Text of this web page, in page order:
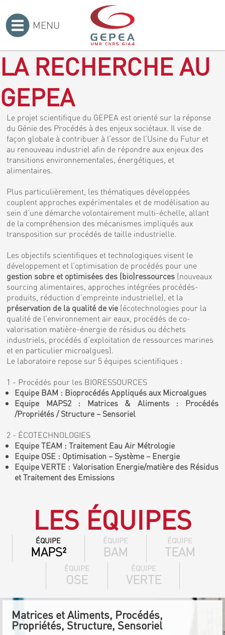
MENU
LA RECHERCHE AU
GEPEA
Le projet scientifique du GEPEA est orienté sur la réponse
du Génie des Procédés à des enjeux sociétaux. Il vise de
façon globale à contribuer à l’essor de l’Usine du Futur et
au renouveau industriel afin de répondre aux enjeux des
transitions environnementales, énergétiques, et
alimentaires.
Plus particulièrement, les thématiques développées
couplent approches expérimentales et de modélisation au
sein d’une démarche volontairement multi-échelle, allant
de la compréhension des mécanismes impliqués aux
transposition sur procédés de taille industrielle.
Les objectifs scientifiques et technologiques visent le
développement et l’optimisation de procédés pour une
gestion sobre et optimisées des (bio)ressources (nouveaux
sourcing alimentaires, approches intégrées procédés-
produits, réduction d’empreinte industrielle), et la
préservation de la qualité de vie (écotechnologies pour la
qualité de l’environnement air eaux, procédés de co-
valorisation matière-énergie de résidus ou déchets
industriels, procédés d’exploitation de ressources marines
et en particulier microalgues).
Le laboratoire repose sur 5 équipes scientifiques :
1 - Procédés pour les BIORESSOURCES
Equipe BAM : Bioprocédés Appliqués aux Microalgues
Equipe MAPS2 : Matrices & Aliments : Procédés
/Propriétés / Structure – Sensoriel
2 - ÉCOTECHNOLOGIES
Equipe TEAM : Traitement Eau Air Métrologie
Equipe OSE : Optimisation – Système – Energie
Equipe VERTE : Valorisation Energie/matière des Résidus
et Traitement des Emissions
LES ÉQUIPES
ÉQUIPE
MAPS²
ÉQUIPE
BAM
ÉQUIPE
TEAM
ÉQUIPE
OSE
ÉQUIPE
VERTE
Matrices et Aliments, Procédés,
Propriétés, Structure, Sensoriel